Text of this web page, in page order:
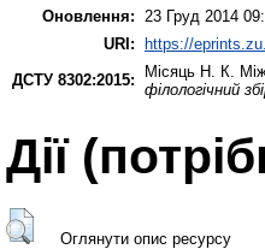
Оновлення: 23 Груд 2014
URI:
https://
ДСТУ 8302:2015:
Місяць Н. К.
філологічний
Дії
Оглянути опис ресурсу